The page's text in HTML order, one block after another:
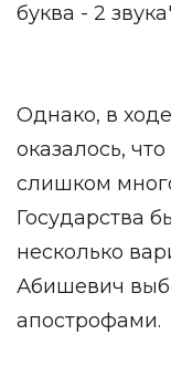
буква - 2
Однако, в
оказалось,
слишком
Государства
несколько
Абишевич
апострофами.